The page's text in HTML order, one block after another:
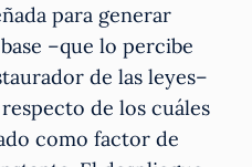
para generar
–que lo percibe
de las leyes–
de los cuáles
como factor de